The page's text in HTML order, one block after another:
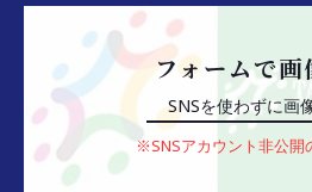
フォームで画
SNSを使わずに画
※SNSアカウント非公開